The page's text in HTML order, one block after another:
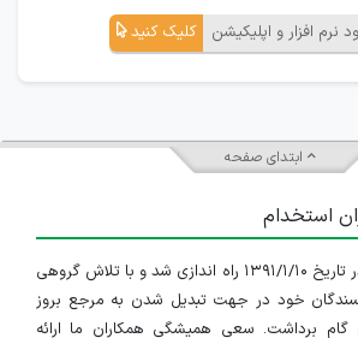
نرم افزار و اپلیکیشن کلیک کنید
ابتدای صفحه
استخدام
سایت ایران استخدام در تاریخ ۱۳۹۱/۱/۱۰ راه اندازی شد و با تلاش گروهی
خود در جهت تبدیل شدن به مرجع بروز
برداشت. سعی همیشگی همکاران ما ارائه